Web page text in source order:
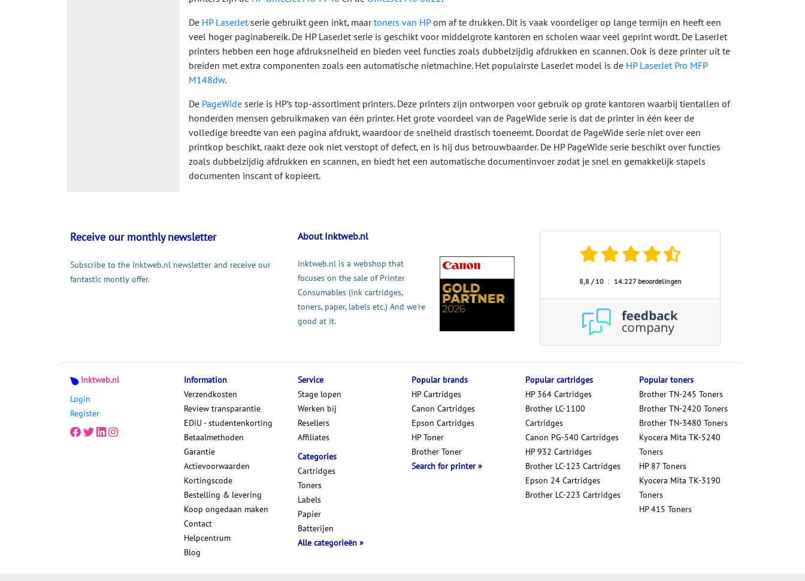
De HP LaserJetserie gebruikt geen inkt, maartoners van HPom af te drukken. Dit is vaak voordeliger op lange termijn en heeft een
veel hoger paginabereik. De HP LaserJet serie is geschikt voor middelgrote kantoren en scholen waar veel geprint wordt. De LaserJet
printers hebben een hoge afdruksnelheid en bieden veel functies zoals dubbelzijdig afdrukken en scannen. Ook is deze printer uit te
breiden met extra componenten zoals een automatische nietmachine. Het populairste LaserJet model is de HP LaserJet Pro MFP
M148dw.
De PageWideserie is HP’s top-assortiment printers. Deze printers zijn ontworpen voor gebruik op grote kantoren waarbij tientallen of
honderden mensen gebruikmaken van één printer. Het grote voordeel van de PageWide serie is dat de printer in één keer de
volledige breedte van een pagina afdrukt, waardoor de snelheid drastisch toeneemt. Doordat de PageWide serie niet over een
printkop beschikt, raakt deze ook niet verstopt of defect, en is hij dus betrouwbaarder. De HP PageWide serie beschikt over functies
zoals dubbelzijdig afdrukken en scannen, en biedt het een automatische documentinvoer zodat je snel en gemakkelijk stapels
documenten inscant of kopieert.
Receive our monthly newsletter
Subscribe to the Inktweb.nl newsletter and receive our
fantastic montly offer.
About Inktweb.nl
Inktweb.nl is a webshop that
focuses on the sale of Printer
Consumables (ink cartridges,
toners, paper, labels etc.) And we're
good at it.
8,8 / 10 | 14.227 beoordelingen
Inktweb.nl
Login
Register
Information
Verzendkosten
Review transparantie
EDiU - studentenkorting
Betaalmethoden
Garantie
Actievoorwaarden
Kortingscode
Bestelling & levering
Koop ongedaan maken
Contact
Helpcentrum
Blog
Service
Stage lopen
Werken bij
Resellers
Affiliates
Categories
Cartridges
Toners
Labels
Papier
Batterijen
Alle categorieën
Popular cartridges
HP 364 Cartridges
Brother LC-1100
Cartridges
Canon PG-540 Cartridges
HP 932 Cartridges
Brother LC-123 Cartridges
Epson 24 Cartridges
Brother LC-223 Cartridges
Popular toners
Brother TN-245 Toners
Brother TN-2420 Toners
Brother TN-3480 Toners
Kyocera Mita TK-5240
Toners
HP 87 Toners
Kyocera Mita TK-3190
Toners
HP 415 Toners
Popular brands
HP Cartridges
Canon Cartridges
Epson Cartridges
HP Toner
Brother Toner
Search for printer